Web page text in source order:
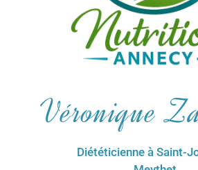
Véronique
Diététicienne à Saint-